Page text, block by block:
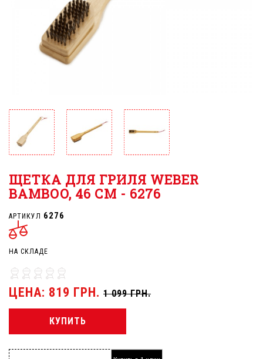
ЩЕТКА ДЛЯ ГРИЛЯ WEBER
BAMBOO, 46 СМ - 6276
АРТИКУЛ 6276
НА СКЛАДЕ
ЦЕНА: 819 ГРН. 1 099 ГРН.
КУПИТЬ